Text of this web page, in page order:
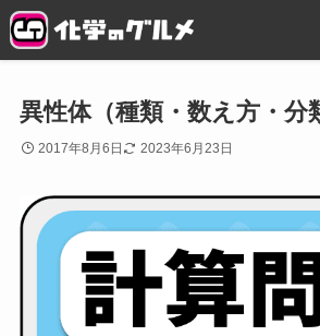
異性体（種類・数え方・分
2017年8月6日 2023年6月23日